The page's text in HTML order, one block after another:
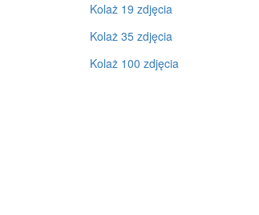
Kolaż 19 zdjęcia
Kolaż 35 zdjęcia
Kolaż 100 zdjęcia